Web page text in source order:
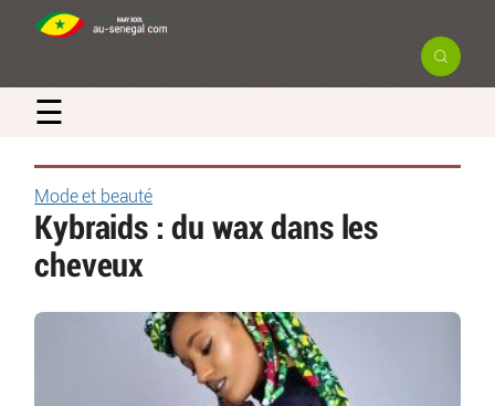
☰
Mode et beauté
Kybraids : du wax dans les
cheveux